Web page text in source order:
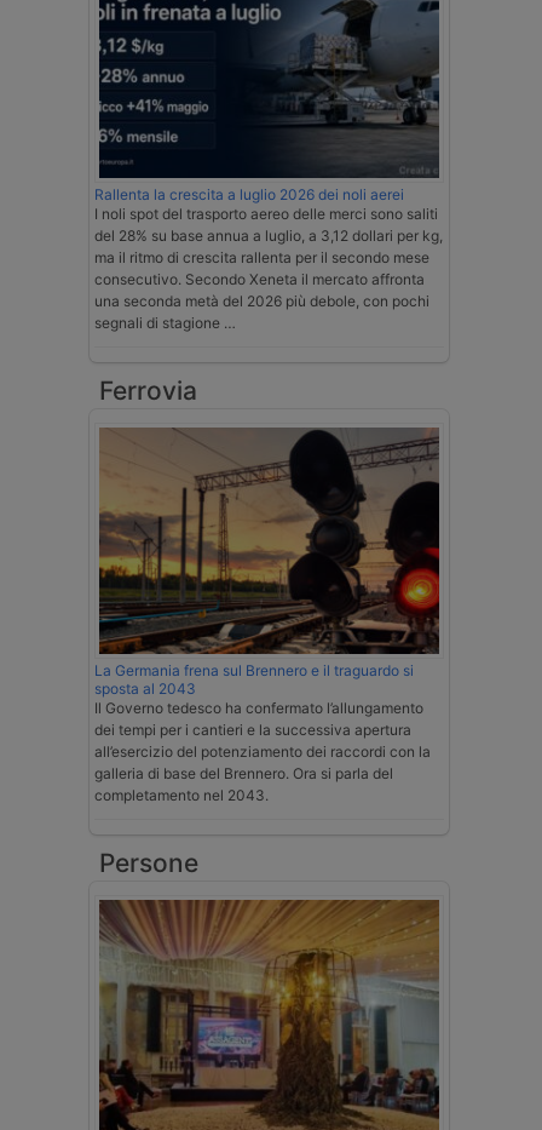
Rallenta la crescita a luglio 2026 dei noli aerei
I noli spot del trasporto aereo delle merci sono saliti
del 28% su base annua a luglio, a 3,12 dollari per kg,
ma il ritmo di crescita rallenta per il secondo mese
consecutivo. Secondo Xeneta il mercato affronta
una seconda metà del 2026 più debole, con pochi
segnali di stagione …
Ferrovia
La Germania frena sul Brennero e il traguardo si
sposta al 2043
Il Governo tedesco ha confermato l’allungamento
dei tempi per i cantieri e la successiva apertura
all’esercizio del potenziamento dei raccordi con la
galleria di base del Brennero. Ora si parla del
completamento nel 2043.
Persone